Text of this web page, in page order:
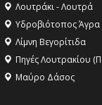
Λουτράκι - Λουτρά
Υδροβιότοπος Άγρα
Λίμνη Βεγορίτιδα
Πηγές Λουτρακίου
Μαύρο Δάσος